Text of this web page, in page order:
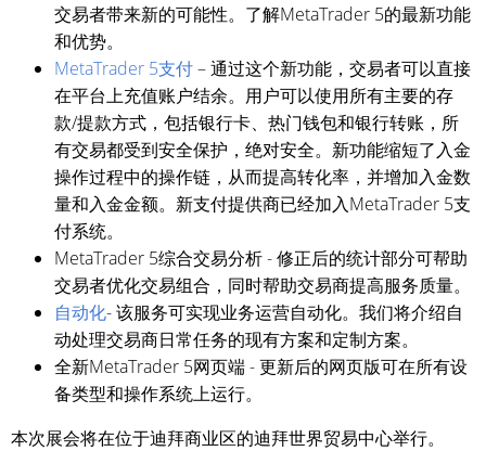
交易者带来新的可能性。了解MetaTrader 5的最新功能
和优势。
MetaTrader 5支付– 通过这个新功能，交易者可以直接
在平台上充值账户结余。用户可以使用所有主要的存
款/提款方式，包括银行卡、热门钱包和银行转账，所
有交易都受到安全保护，绝对安全。新功能缩短了入金
操作过程中的操作链，从而提高转化率，并增加入金数
量和入金金额。新支付提供商已经加入MetaTrader 5支
付系统。
MetaTrader 5综合交易分析 - 修正后的统计部分可帮助
交易者优化交易组合，同时帮助交易商提高服务质量。
自动化- 该服务可实现业务运营自动化。我们将介绍自
动处理交易商日常任务的现有方案和定制方案。
全新MetaTrader 5网页端 - 更新后的网页版可在所有设
备类型和操作系统上运行。
本次展会将在位于迪拜商业区的迪拜世界贸易中心举行。